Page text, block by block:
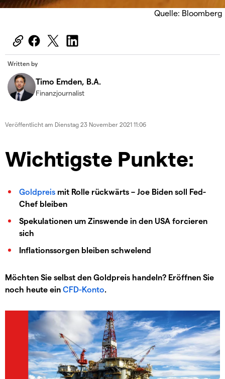
Quelle: Bloomberg
Written by
Timo Emden, B.A.
Finanzjournalist
Veröffentlicht am Dienstag 23 November 2021 11:06
Wichtigste Punkte:
Goldpreis mit Rolle rückwärts – Joe Biden soll Fed-
Chef bleiben
Spekulationen um Zinswende in den USA forcieren
sich
Inflationssorgen bleiben schwelend
Möchten Sie selbst den Goldpreis handeln? Eröffnen Sie
noch heute ein CFD-Konto.